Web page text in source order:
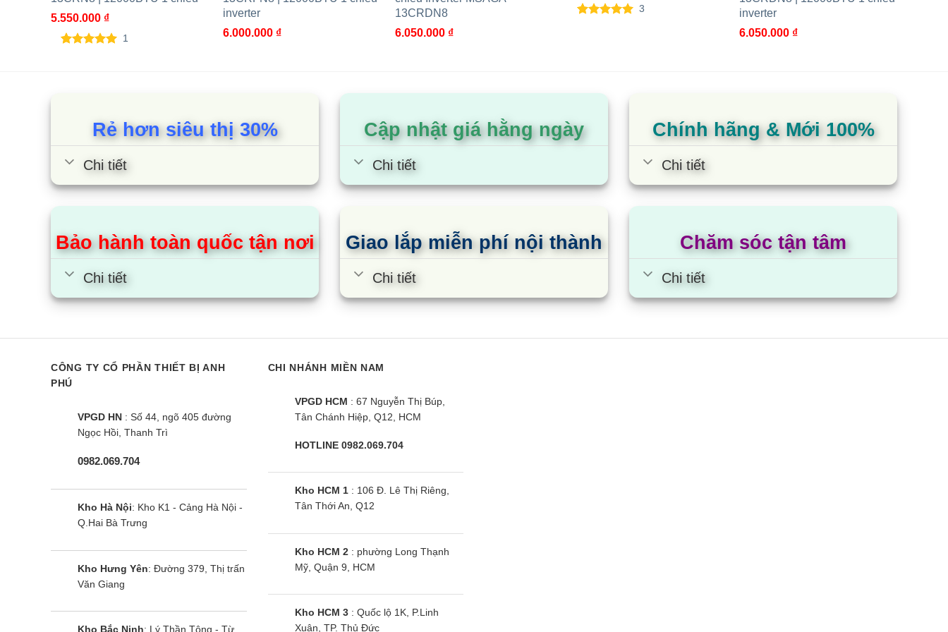
Điện thoại: 024.37656 333 024.3543 0820
Đảm bảo đầy đủ mọi quyền lợi của khách hàng và dịch vụ lắp đặt nhanh chóng, chuyên nghiệp, hỗ trợ sản phẩm trọn đời (24/7).
Cùng Chủ Đề:
Điều hòa Midea MSAFG-
13CRN8 | 12000BTU 1 chiều
10CRN8 | 9000BTU 1 chiều
5.550.000 ₫
1
inverter
6.000.000 ₫
13CRDN8
6.050.000 ₫
3
inverter
6.050.000 ₫
Rẻ hơn siêu thị 30%
Chi tiết
Cập nhật giá hằng ngày
Chi tiết
Chính hãng & Mới 100%
Chi tiết
Bảo hành toàn quốc tận nơi
Chi tiết
Giao lắp miễn phí nội thành
Chi tiết
Chăm sóc tận tâm
Chi tiết
CÔNG TY CỔ PHẦN THIẾT BỊ ANH
PHÚ
VPGD HN : Số 44, ngõ 405 đường
Ngọc Hồi, Thanh Trì
0982.069.704
Kho Hà Nội: Kho K1 - Cảng Hà Nội -
Q.Hai Bà Trưng
Kho Hưng Yên: Đường 379, Thị trấn
Văn Giang
Kho Bắc Ninh: Lý Thần Tông - Từ
CHI NHÁNH MIỀN NAM
VPGD HCM : 67 Nguyễn Thị Búp,
Tân Chánh Hiệp, Q12, HCM
HOTLINE 0982.069.704
Kho HCM 1: 106 Đ. Lê Thị Riêng,
Tân Thới An, Q12
Kho HCM 2: phường Long Thạnh
Mỹ, Quận 9, HCM
Kho HCM 3: Quốc lộ 1K, P.Linh
Xuân, TP. Thủ Đức